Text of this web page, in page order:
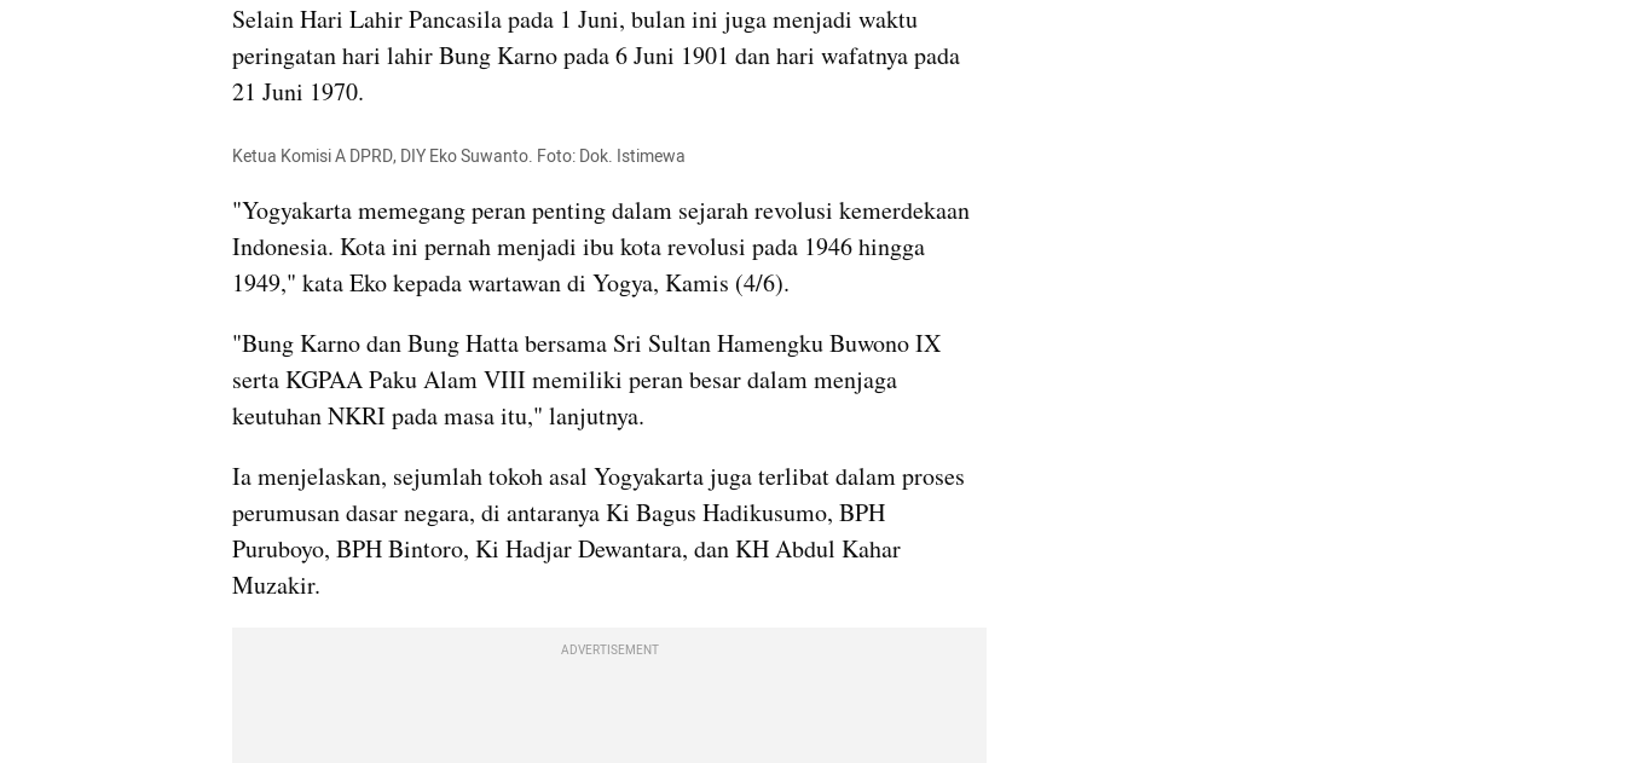
Selain Hari Lahir Pancasila pada 1 Juni, bulan ini juga menjadi waktu
peringatan hari lahir Bung Karno pada 6 Juni 1901 dan hari wafatnya pada
21 Juni 1970.
Ketua Komisi A DPRD, DIY Eko Suwanto. Foto: Dok. Istimewa
"Yogyakarta memegang peran penting dalam sejarah revolusi kemerdekaan
Indonesia. Kota ini pernah menjadi ibu kota revolusi pada 1946 hingga
1949," kata Eko kepada wartawan di Yogya, Kamis (4/6).
"Bung Karno dan Bung Hatta bersama Sri Sultan Hamengku Buwono IX
serta KGPAA Paku Alam VIII memiliki peran besar dalam menjaga
keutuhan NKRI pada masa itu," lanjutnya.
Ia menjelaskan, sejumlah tokoh asal Yogyakarta juga terlibat dalam proses
perumusan dasar negara, di antaranya Ki Bagus Hadikusumo, BPH
Puruboyo, BPH Bintoro, Ki Hadjar Dewantara, dan KH Abdul Kahar
Muzakir.
ADVERTISEMENT